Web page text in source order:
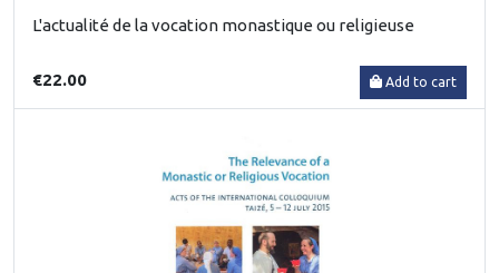
L'actualité de la vocation monastique ou religieuse
€22.00 Add to cart